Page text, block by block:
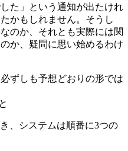
た」という通知が出たけれ
かもしれません。そうし
のか、それとも実際には関
か、疑問に思い始めるわけ
ずしも予想どおりの形では
、システムは順番に3つの